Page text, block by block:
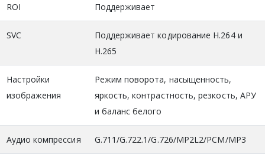
ROI Поддерживает
SVC
Поддерживает кодирование H.264 и
H.265
Настройки
изображения
Режим поворота, насыщенность,
яркость, контрастность, резкость, АРУ
и баланс белого
Аудио компрессия G.711/G.722.1/G.726/MP2L2/PCM/MP3